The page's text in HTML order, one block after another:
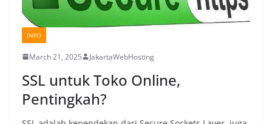
INFO
March 21, 2025 JakartaWebHosting
SSL untuk Toko Online,
Pentingkah?